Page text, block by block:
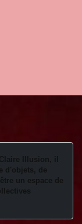
Illusion, il
d'objets, de
un espace de